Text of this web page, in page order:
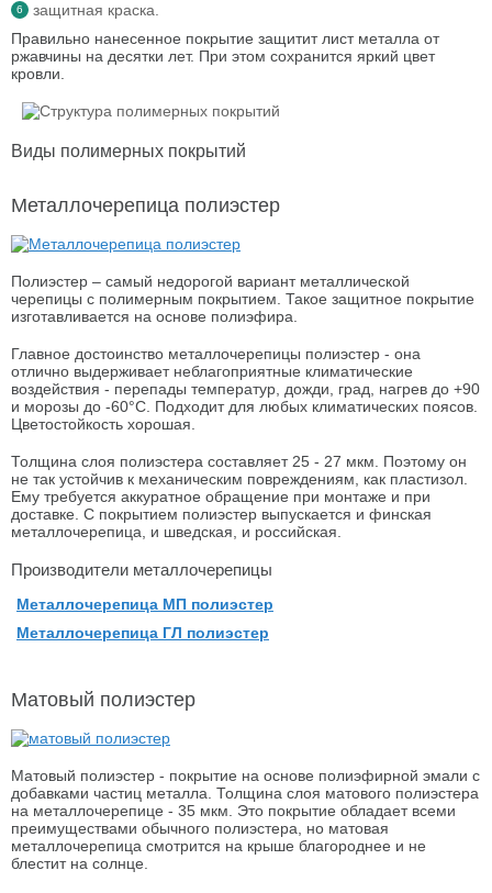
защитная краска.
Правильно нанесенное покрытие защитит лист металла от
ржавчины на десятки лет. При этом сохранится яркий цвет
кровли.
Виды полимерных покрытий
Металлочерепица полиэстер
Полиэстер – самый недорогой вариант металлической
черепицы с полимерным покрытием. Такое защитное покрытие
изготавливается на основе полиэфира.
Главное достоинство металлочерепицы полиэстер - она
отлично выдерживает неблагоприятные климатические
воздействия - перепады температур, дожди, град, нагрев до +90
и морозы до -60°С. Подходит для любых климатических поясов.
Цветостойкость хорошая.
Толщина слоя полиэстера составляет 25 - 27 мкм. Поэтому он
не так устойчив к механическим повреждениям, как пластизол.
Ему требуется аккуратное обращение при монтаже и при
доставке. С покрытием полиэстер выпускается и финская
металлочерепица, и шведская, и российская.
Производители металлочерепицы
Металлочерепица МП полиэстер
Металлочерепица ГЛ полиэстер
Матовый полиэстер
Матовый полиэстер - покрытие на основе полиэфирной эмали с
добавками частиц металла. Толщина слоя матового полиэстера
на металлочерепице - 35 мкм. Это покрытие обладает всеми
преимуществами обычного полиэстера, но матовая
металлочерепица смотрится на крыше благороднее и не
блестит на солнце.